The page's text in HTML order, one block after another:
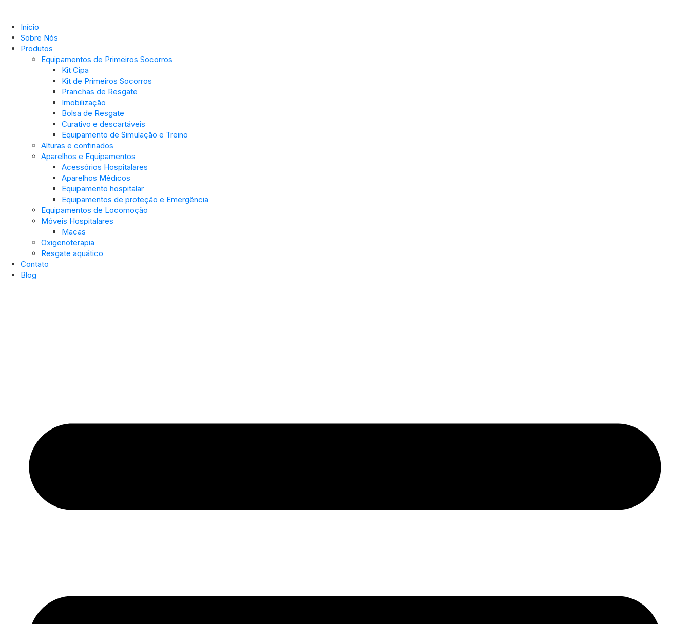
Início
Sobre Nós
Produtos
Equipamentos de Primeiros Socorros
Kit Cipa
Kit de Primeiros Socorros
Pranchas de Resgate
Imobilização
Bolsa de Resgate
Curativo e descartáveis
Equipamento de Simulação e Treino
Alturas e confinados
Aparelhos e Equipamentos
Acessórios Hospitalares
Aparelhos Médicos
Equipamento hospitalar
Equipamentos de proteção e Emergência
Equipamentos de Locomoção
Móveis Hospitalares
Macas
Oxigenoterapia
Resgate aquático
Contato
Blog